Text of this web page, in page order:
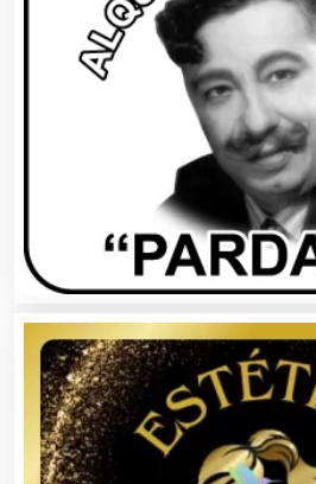
Bebidas
Bordados y Estampados
Boutiques
Buceo